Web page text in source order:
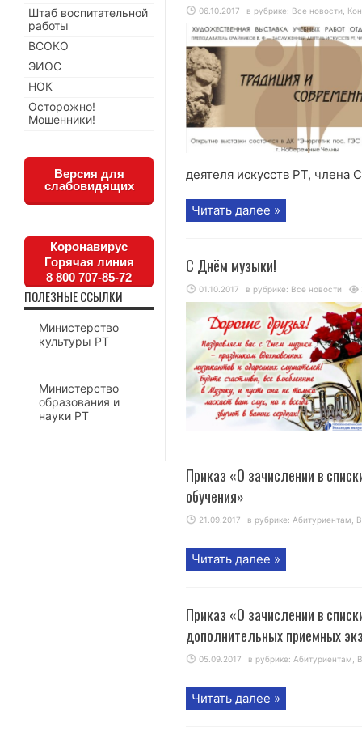
06.10.2017 в рубрике: Все новости
деятеля искусств РТ, члена
Читать далее »
С Днём музыки!
01.10.2017 в рубрике: Все новости
Приказ «О зачислении в
обучения»
21.09.2017 в рубрике: Абитуриентам,
Читать далее »
Приказ «О зачислении в
дополнительных приемных
05.09.2017 в рубрике: Абитуриентам,
Читать далее »
Штаб воспитательной
работы
ВСОКО
ЭИОС
НОК
Осторожно!
Мошенники!
Версия для
слабовидящих
Коронавирус
Горячая линия
8 800 707-85-72
ПОЛЕЗНЫЕ ССЫЛКИ
Министерство
культуры РТ
Министерство
образования и
науки РТ